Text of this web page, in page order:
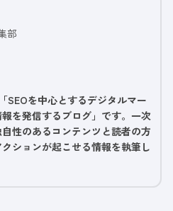
部
SEOを中心とするデジタルマー
を発信するブログ」です。一次
性のあるコンテンツと読者の方
ションが起こせる情報を執筆し